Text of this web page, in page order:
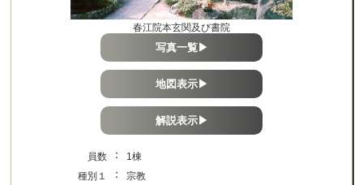
春江院本玄関及び書院
写真一覧▶
地図表示▶
解説表示▶
員数 ：
1棟
種別１
：
宗教